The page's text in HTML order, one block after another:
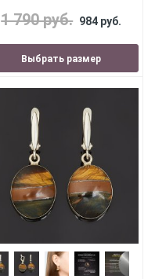
1 790 руб. 984 руб.
Выбрать размер